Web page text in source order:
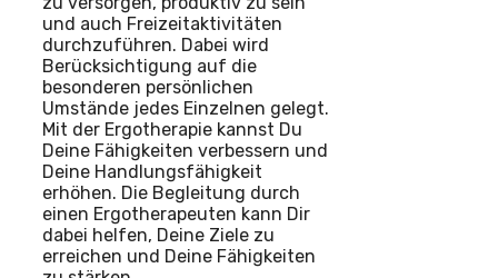
und auch Freizeitaktivitäten
durchzuführen. Dabei wird
Berücksichtigung auf die
besonderen persönlichen
Umstände jedes Einzelnen gelegt.
Mit der Ergotherapie kannst Du
Deine Fähigkeiten verbessern und
Deine Handlungsfähigkeit
erhöhen. Die Begleitung durch
einen Ergotherapeuten kann Dir
dabei helfen, Deine Ziele zu
erreichen und Deine Fähigkeiten